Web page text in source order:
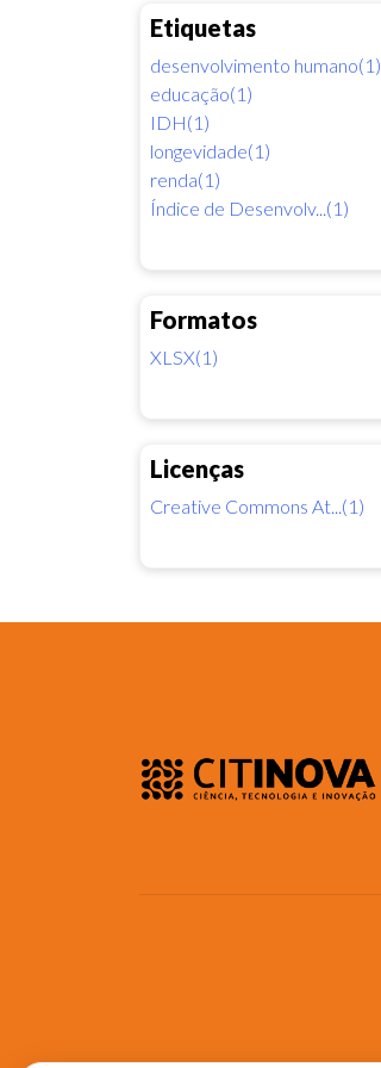
Etiquetas
desenvolvimento humano(1)
educação(1)
IDH(1)
longevidade(1)
renda(1)
Índice de Desenvolv...(1)
Formatos
XLSX(1)
Licenças
Creative Commons At...(1)